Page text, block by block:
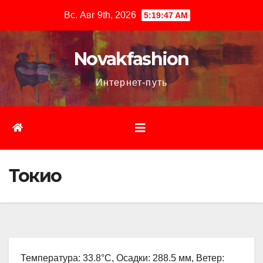
содержимому
Вс. Авг 9th, 2026 5:19:48 AM
Novakfashion
Интернет-путь
Токио
Температура: 33.8°C, Осадки: 288.5 мм, Ветер: